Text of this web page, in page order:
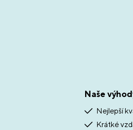
Naše
Nejlepší
Krátké